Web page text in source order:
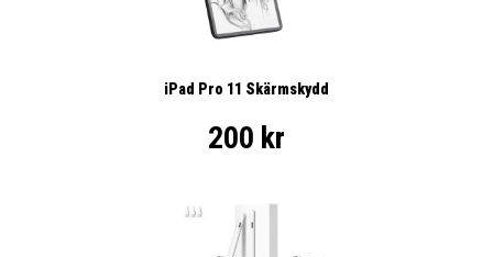
iPad Pro 11 Skärmskydd
200 kr